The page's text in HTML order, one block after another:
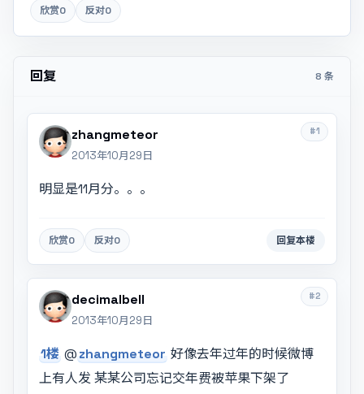
欣赏0 反对0
回复 8 条
#1
zhangmeteor
2013年10月29日
明显是11月分。。。
欣赏0 反对0 回复本楼
#2
decimalbell
2013年10月29日
1楼 @zhangmeteor 好像去年过年的时候微博
上有人发 某某公司忘记交年费被苹果下架了